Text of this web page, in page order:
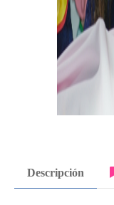
Descripción